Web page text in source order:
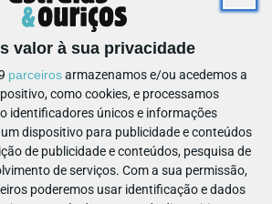
valor à sua privacidade
parceirosarmazenamos e/ou acedemos a
como cookies, e processamos
identificadores únicos e informações
dispositivo para publicidade e conteúdos
de publicidade e conteúdos, pesquisa de
de serviços. Com a sua permissão,
poderemos usar identificação e dados